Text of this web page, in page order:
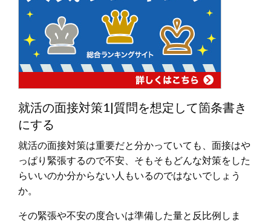
就活の面接対策1|質問を想定して箇条書き
にする
就活の面接対策は重要だと分かっていても、面接はや
っぱり緊張するので不安、そもそもどんな対策をした
らいいのか分からない人もいるのではないでしょう
か。
その緊張や不安の度合いは準備した量と反比例しま